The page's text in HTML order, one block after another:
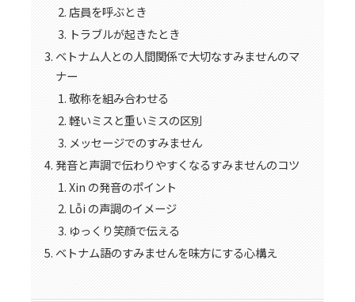
店員を呼ぶとき
トラブルが起きたとき
ベトナム人との人間関係で大切なすみませんのマ
ナー
敬称を組み合わせる
軽いミスと重いミスの区別
メッセージでのすみません
発音と声調で伝わりやすくなるすみませんのコツ
Xin の発音のポイント
Lỗi の声調のイメージ
ゆっくり笑顔で伝える
ベトナム語のすみませんを味方にする心構え